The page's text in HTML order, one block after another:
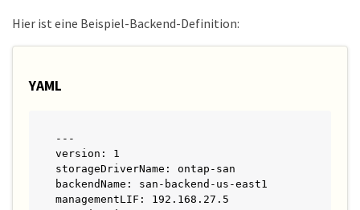
Hier ist eine Beispiel-Backend-Definition:
YAML
---
version: 1
storageDriverName: ontap-san
backendName: san-backend-us-east1
managementLIF: 192.168.27.5